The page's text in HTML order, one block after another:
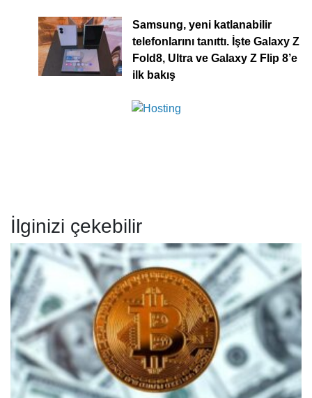
Samsung, yeni katlanabilir
telefonlarını tanıttı. İşte Galaxy Z
Fold8, Ultra ve Galaxy Z Flip 8’e
ilk bakış
İlginizi çekebilir